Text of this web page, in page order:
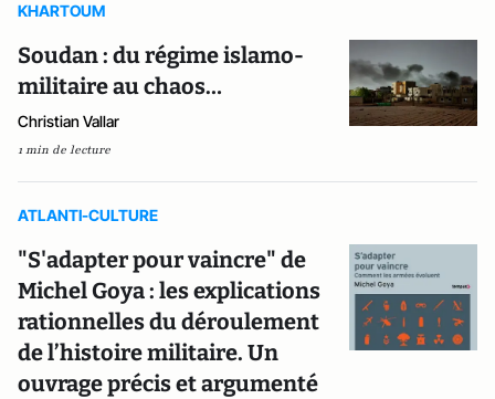
KHARTOUM
Soudan : du régime islamo-
militaire au chaos…
Christian Vallar
1 min de lecture
ATLANTI-CULTURE
"S'adapter pour vaincre" de
Michel Goya : les explications
rationnelles du déroulement
de l’histoire militaire. Un
ouvrage précis et argumenté